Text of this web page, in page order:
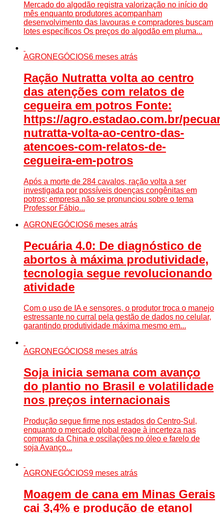
Mercado do algodão registra valorização no início do
mês enquanto produtores acompanham
desenvolvimento das lavouras e compradores buscam
lotes específicos Os preços do algodão em pluma...
AGRONEGÓCIOS6 meses atrás
Ração Nutratta volta ao centro
das atenções com relatos de
cegueira em potros Fonte:
https://agro.estadao.com.br/
nutratta-volta-ao-centro-das-
atencoes-com-relatos-de-
cegueira-em-potros
Após a morte de 284 cavalos, ração volta a ser
investigada por possíveis doenças congênitas em
potros; empresa não se pronunciou sobre o tema
Professor Fábio...
AGRONEGÓCIOS6 meses atrás
Pecuária 4.0: De diagnóstico de
abortos à máxima produtividade,
tecnologia segue revolucionando
atividade
Com o uso de IA e sensores, o produtor troca o manejo
estressante no curral pela gestão de dados no celular,
garantindo produtividade máxima mesmo em...
AGRONEGÓCIOS8 meses atrás
Soja inicia semana com avanço
do plantio no Brasil e volatilidade
nos preços internacionais
Produção segue firme nos estados do Centro-Sul,
enquanto o mercado global reage à incerteza nas
compras da China e oscilações no óleo e farelo de
soja Avanço...
AGRONEGÓCIOS9 meses atrás
Moagem de cana em Minas Gerais
cai 3,4% e produção de etanol